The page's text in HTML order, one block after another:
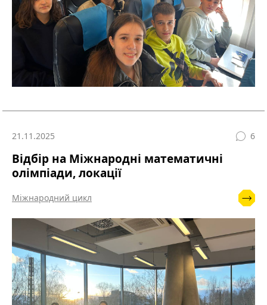
21.11.2025 6
Відбір на Міжнародні математичні
олімпіади, локації
Міжнародний цикл